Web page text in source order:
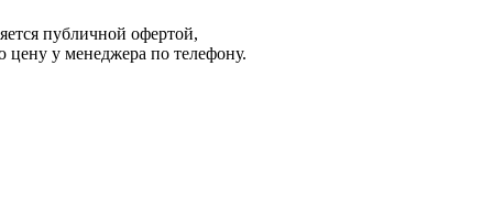
публичной офертой,
у менеджера по телефону.